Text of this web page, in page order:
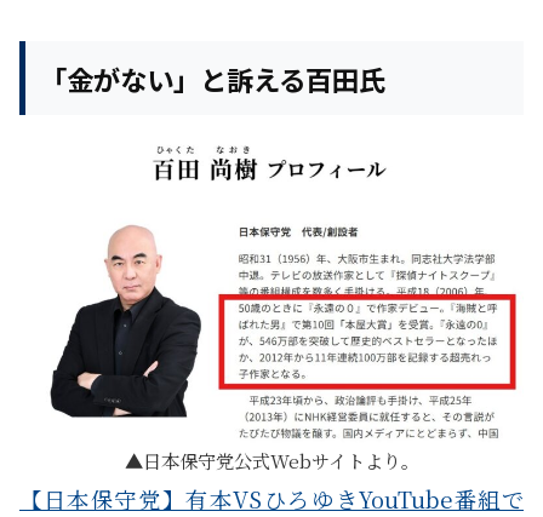
「金がない」と訴える百田氏
日本保守党公式Webサイトより。
【日本保守党】有本VSひろゆきYouTube番組で